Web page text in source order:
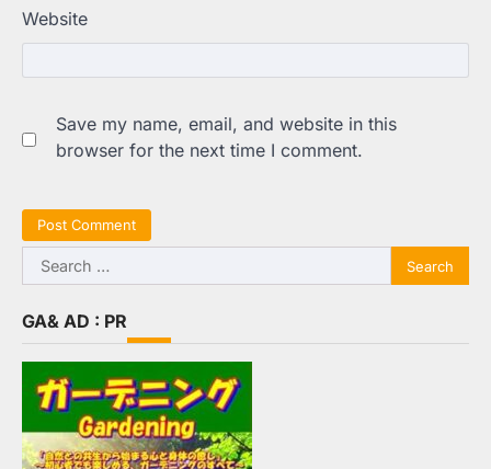
Website
Save my name, email, and website in this
browser for the next time I comment.
Search
for:
GA& AD : PR